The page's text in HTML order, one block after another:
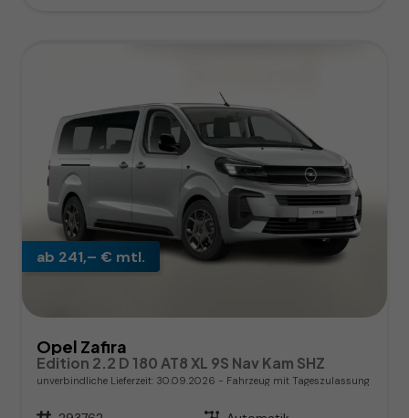
ab 241,– € mtl.
Opel Zafira
Edition 2.2 D 180 AT8 XL 9S Nav Kam SHZ
unverbindliche Lieferzeit: 30.09.2026 Fahrzeug mit Tageszulassung